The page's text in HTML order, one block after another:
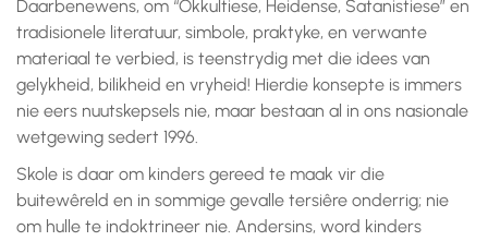
Daarbenewens, om “Okkultiese, Heidense, Satanistiese” en
tradisionele literatuur, simbole, praktyke, en verwante
materiaal te verbied, is teenstrydig met die idees van
gelykheid, bilikheid en vryheid! Hierdie konsepte is immers
nie eers nuutskepsels nie, maar bestaan al in ons nasionale
wetgewing sedert 1996.
Skole is daar om kinders gereed te maak vir die
buitewêreld en in sommige gevalle tersiêre onderrig; nie
om hulle te indoktrineer nie. Andersins, word kinders